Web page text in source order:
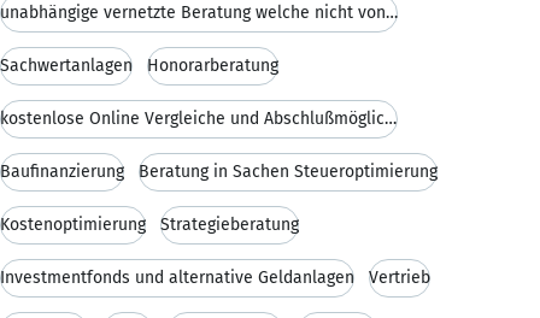
unabhängige vernetzte Beratung welche nicht von de
Sachwertanlagen Honorarberatung
kostenlose Online Vergleiche und Abschlußmöglichke
Baufinanzierung Beratung in Sachen Steueroptimierung
Kostenoptimierung Strategieberatung
Investmentfonds und alternative Geldanlagen Vertrieb